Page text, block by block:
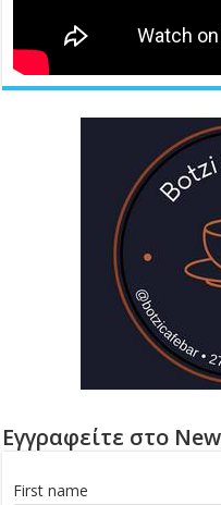
Εγγραφείτε στο
First name